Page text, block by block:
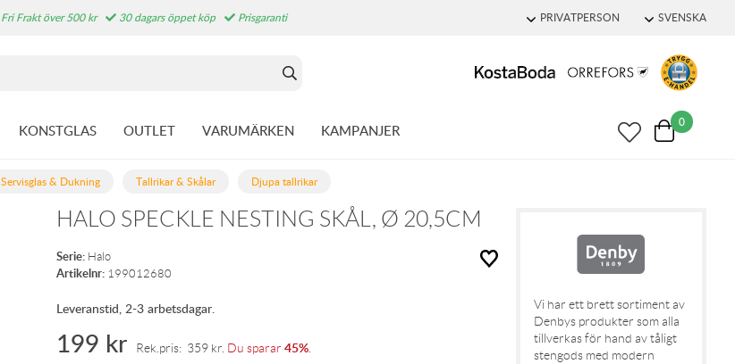
Fri Frakt över 500 kr 30 dagars öppet köp Prisgaranti PRIVATPERSON SVENSKA
KONSTGLAS OUTLET VARUMÄRKEN KAMPANJER 0
Servisglas & Dukning Tallrikar & Skålar Djupa tallrikar
HALO SPECKLE NESTING SKÅL, Ø 20,5CM
Serie: Halo
Artikelnr: 199012680
Leveranstid, 2-3 arbetsdagar.
199 kr Rek.pris: 359 kr Du sparar45%
Vi har ett brett sortiment av
Denbys produkter som alla
tillverkas för hand av tåligt
stengods med modern